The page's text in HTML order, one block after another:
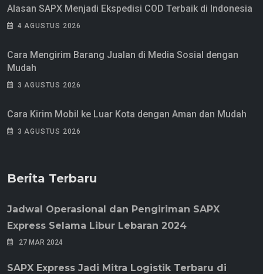
Alasan SAPX Menjadi Ekspedisi COD Terbaik di Indonesia
4 AGUSTUS 2026
Cara Mengirim Barang Jualan di Media Sosial dengan
Mudah
3 AGUSTUS 2026
Cara Kirim Mobil ke Luar Kota dengan Aman dan Mudah
3 AGUSTUS 2026
Berita Terbaru
Jadwal Operasional dan Pengiriman SAPX
Express Selama Libur Lebaran 2024
27 MAR 2024
SAPX Express Jadi Mitra Logistik Terbaru di